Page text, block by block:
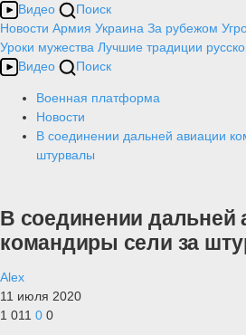
Видео
Поиск
Новости Армия Украина За рубежом
Уроки мужества Лучшие традиции
Видео
Поиск
Военная платформа
Новости
В соединении дальней авиации
штурвалы
В соединении дальней
командиры сели за
Alex
11 июля 2020
1 011 0 0